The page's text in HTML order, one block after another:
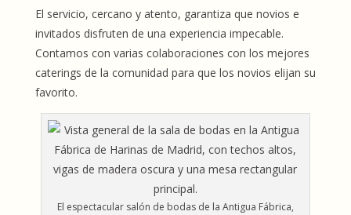
El servicio, cercano y atento, garantiza que novios e
invitados disfruten de una experiencia impecable.
Contamos con varias colaboraciones con los mejores
caterings de la comunidad para que los novios elijan su
favorito.
El espectacular salón de bodas de la Antigua Fábrica,